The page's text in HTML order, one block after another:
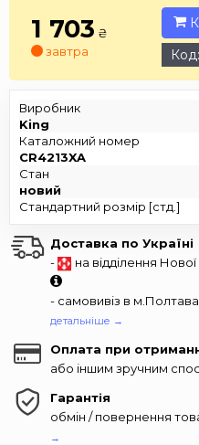
1 703 ₴
завтра
Код:
Виробник
King
Каталожний номер
CR4213XA
Стан
новий
Стандартний розмір [стд.]
Доставка по Україні
-
на відділення
- самовивіз в м.Полтава
детальніше →
Оплата при
або іншим зручним
Гарантія
обмін / повернення
→